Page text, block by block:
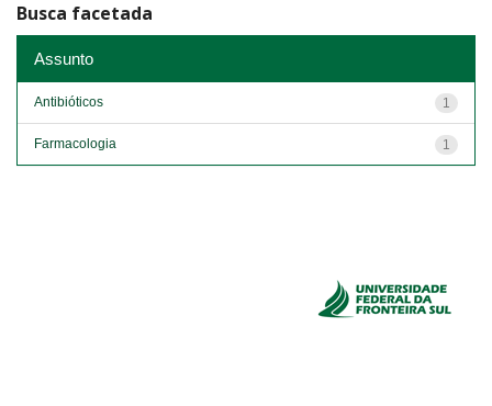
Busca facetada
Assunto
1
Antibióticos
1
Farmacologia